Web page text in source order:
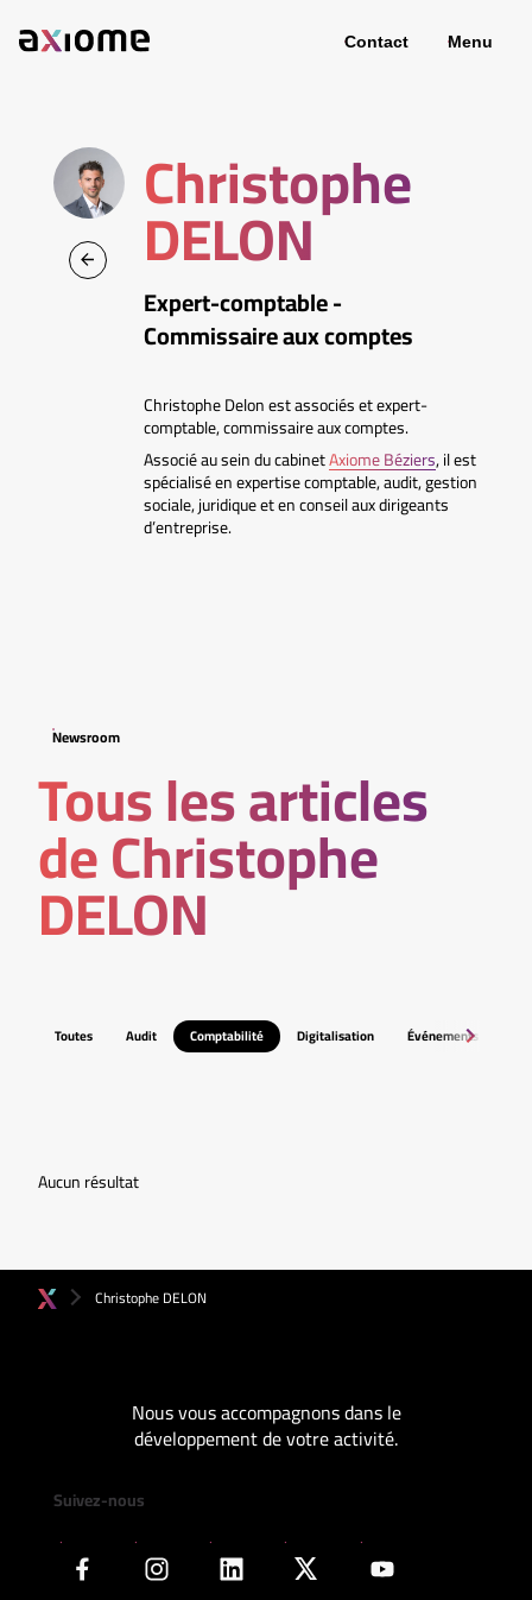
Contact Menu
Christophe
DELON
Expert-comptable -
Commissaire aux comptes
Christophe Delon est associés et expert-
comptable, commissaire aux comptes.
Associé au sein du cabinetAxiome Béziers, il est
spécialisé en expertise comptable, audit, gestion
sociale, juridique et en conseil aux dirigeants
d’entreprise.
Newsroom
Tous les articles
de Christophe
DELON
Toutes Audit Comptabilité Digitalisation Événements
Aucun résultat
Christophe DELON
Nous vous accompagnons dans le
développement de votre activité.
Suivez-nous